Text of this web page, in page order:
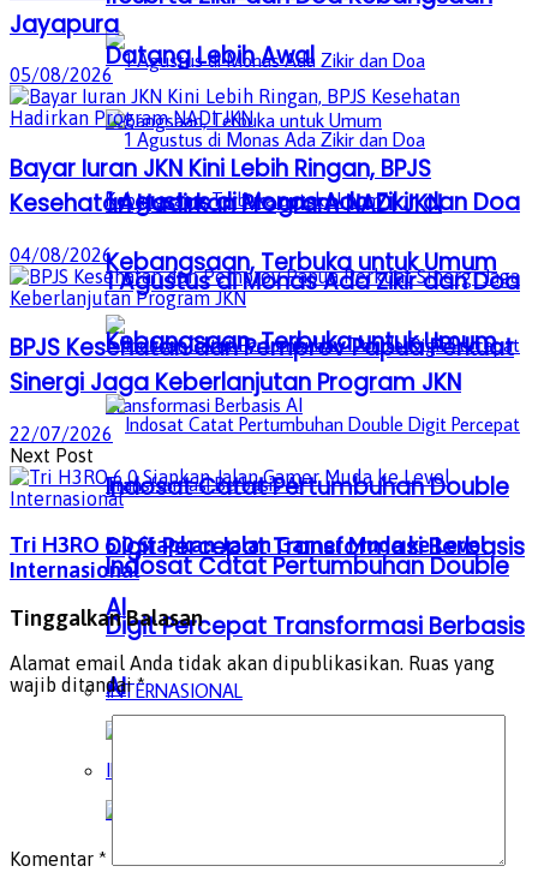
1 Agustus di Monas Ada Zikir dan Doa
Kebangsaan, Terbuka untuk Umum
Indosat Catat Pertumbuhan Double
Digit Percepat Transformasi Berbasis
AI
INTERNASIONAL
Datang Lebih Awal
1 Agustus di Monas Ada Zikir dan Doa
Kebangsaan, Terbuka untuk Umum
Indosat Catat Pertumbuhan Double
Digit Percepat Transformasi Berbasis
AI
INTERNASIONAL
Jayapura
05/08/2026
Bayar Iuran JKN Kini Lebih Ringan, BPJS
Kesehatan Hadirkan Program NADI JKN
04/08/2026
BPJS Kesehatan dan Pemprov Papua Perkuat
Sinergi Jaga Keberlanjutan Program JKN
22/07/2026
Next Post
Tri H3RO 6.0 Siapkan Jalan Gamer Muda ke Level
Internasional
Tinggalkan Balasan
Alamat email Anda tidak akan dipublikasikan. Ruas yang
wajib ditandai*
Komentar *